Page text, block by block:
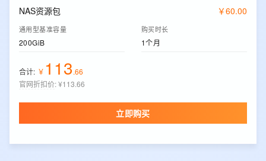
NAS资源包 ￥60.00
通用型基准容量
200GiB
购买时长
1个月
合计: ￥ 113.66
官网折扣价:¥113.66
立即购买